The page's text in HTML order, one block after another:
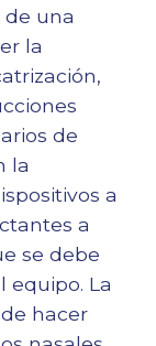
de una
la
de
la
a
a
se debe
equipo. La
hacer